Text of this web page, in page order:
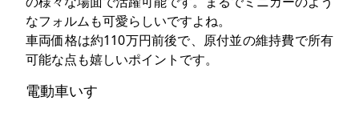
なフォルムも可愛らしいですよね。
車両価格は約110万円前後で、原付並の維持費で所有
可能な点も嬉しいポイントです。
電動車いす